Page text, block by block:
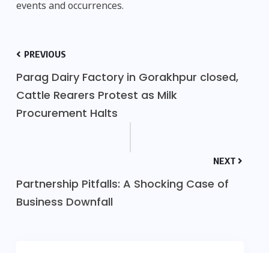
events and occurrences.
PREVIOUS
Parag Dairy Factory in Gorakhpur closed,
Cattle Rearers Protest as Milk
Procurement Halts
NEXT
Partnership Pitfalls: A Shocking Case of
Business Downfall